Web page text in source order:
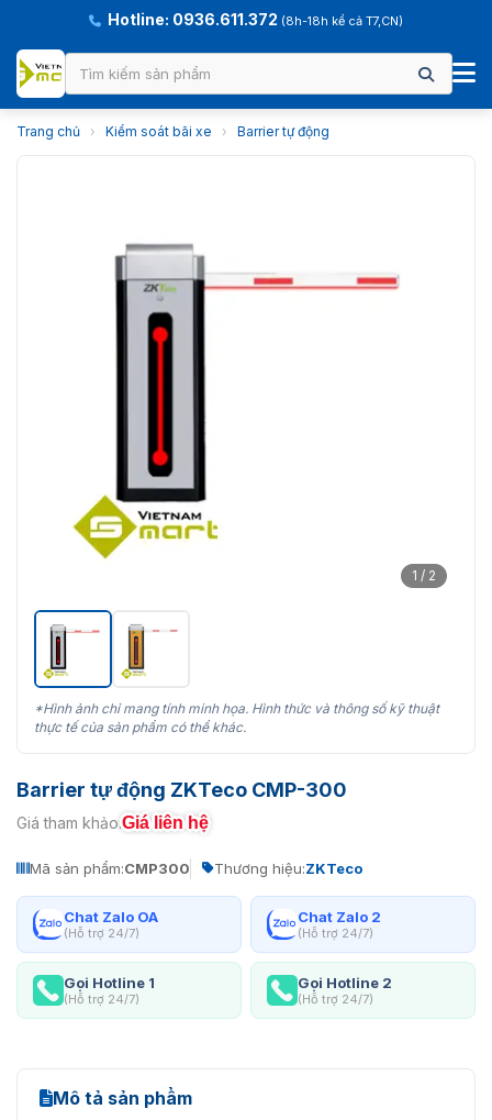
Hotline: 0936.611.372 (8h-18h kể cả T7,CN)
Trang chủ › Kiểm soát bãi xe › Barrier tự động
1 / 2
*Hình ảnh chỉ mang tính minh họa. Hình thức và thông số kỹ thuật
thực tế của sản phẩm có thể khác.
Barrier tự động ZKTeco CMP-300
Giá tham khảo:Giá liên hệ
Mã sản phẩm:CMP300 Thương hiệu:ZKTeco
Chat Zalo OA
(Hỗ trợ 24/7)
Chat Zalo 2
(Hỗ trợ 24/7)
Gọi Hotline 1
(Hỗ trợ 24/7)
Gọi Hotline 2
(Hỗ trợ 24/7)
Mô tả sản phẩm